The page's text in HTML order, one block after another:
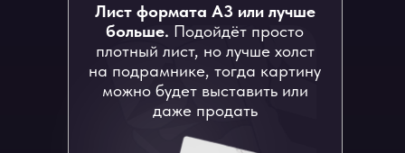
Лист формата А3 или лучше
больше. Подойдёт просто
плотный лист, но лучше холст
на подрамнике, тогда картину
можно будет выставить или
даже продать